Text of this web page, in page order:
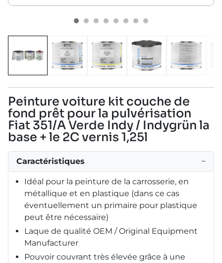
Peinture voiture kit couche de
fond prêt pour la pulvérisation
Fiat 351/A Verde Indy / Indygrün la
base + le 2C vernis 1,25l
Caractéristiques −
Idéal pour la peinture de la carrosserie, en
métallique et en plastique (dans ce cas
éventuellement un primaire pour plastique
peut être nécessaire)
Laque de qualité OEM / Original Equipment
Manufacturer
Pouvoir couvrant très élevée grâce à une